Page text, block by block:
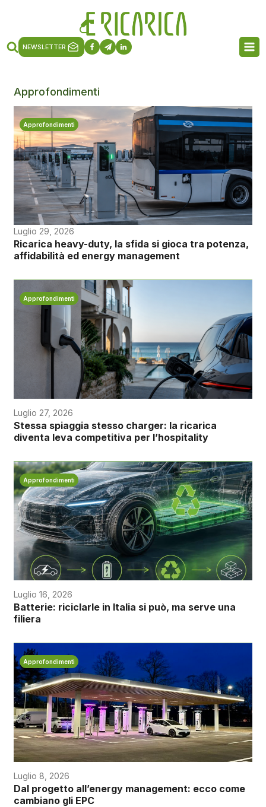
NEWSLETTER
Approfondimenti
Approfondimenti
Luglio 29, 2026
Ricarica heavy-duty, la sfida si gioca tra potenza,
affidabilità ed energy management
Approfondimenti
Luglio 27, 2026
Stessa spiaggia stesso charger: la ricarica
diventa leva competitiva per l’hospitality
Approfondimenti
Luglio 16, 2026
Batterie: riciclarle in Italia si può, ma serve una
filiera
Approfondimenti
Luglio 8, 2026
Dal progetto all’energy management: ecco come
cambiano gli EPC